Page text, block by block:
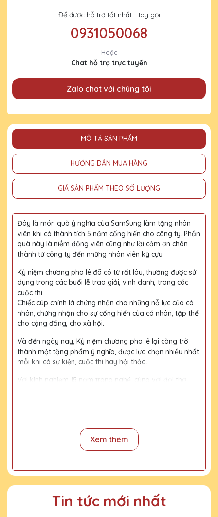
Để được hỗ trợ tốt nhất. Hãy gọi
0931050068
Hoặc
Chat hỗ trợ trực tuyến
Zalo chat với chúng tôi
MÔ TẢ SẢN PHẨM
HƯỚNG DẪN MUA HÀNG
GIÁ SẢN PHẨM THEO SỐ LƯỢNG
Đây là món quà ý nghĩa của SamSung làm tặng nhân
viên khi có thành tích 5 năm cống hiến cho công ty. Phần
quà này là niềm động viên cũng như lời cảm ơn chân
thành từ công ty đến những nhân viên kỳ cựu.
Kỷ niệm chương pha lê đã có từ rất lâu, thường được sử
dụng trong các buổi lễ trao giải, vinh danh, trong các
cuộc thi.
Chiếc cúp chính là chứng nhận cho những nỗ lực của cá
nhân, chứng nhận cho sự cống hiến của cá nhân, tập thể
cho cộng đồng, cho xã hội.
Và đến ngày nay, Kỷ niệm chương pha lê lại càng trở
thành một tặng phẩm ý nghĩa, được lựa chọn nhiều nhất
mỗi khi có sự kiện, cuộc thi hay hội thảo.
Với kinh nghiệm 15 năm trong nghề, cùng với đội thợ
Quy trình sản xuất
Tiếp nhận yêu cầu khách hàng
Bước 2:Bộ phận thiết kế vẽ phác họa
Bước 3:Gửi bản vẽ, báo giá khách duyệt
Xưởng sản xuất chế tác sản phẩm
Xem thêm
Tin tức mới nhất